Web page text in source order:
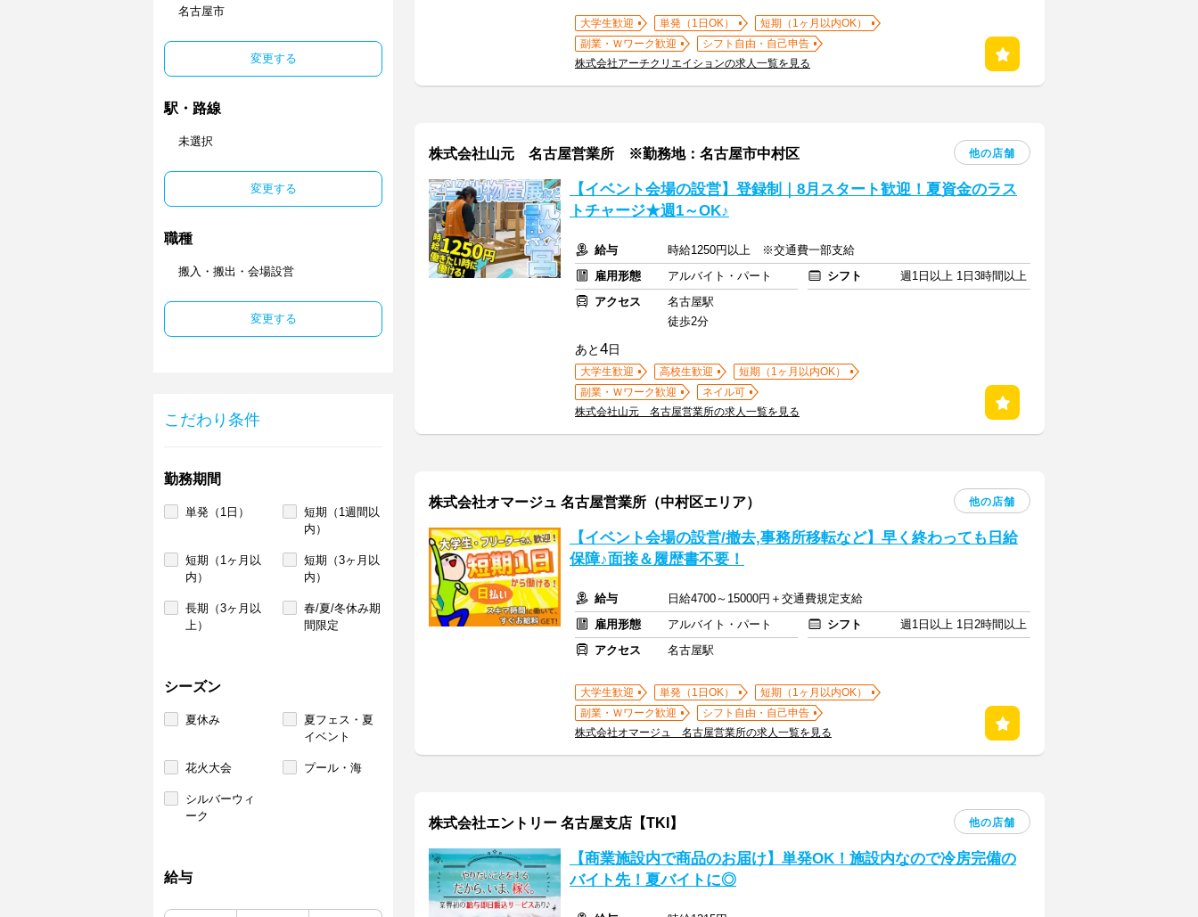
名古屋市
変更する
駅・路線
未選択
変更する
職種
搬入・搬出・会場設営
変更する
こだわり条件
勤務期間
単発（1日）
短期（1週間以
内）
短期（1ヶ月以
内）
短期（3ヶ月以
内）
長期（3ヶ月以
上）
春/夏/冬休み期
間限定
シーズン
夏休み
夏フェス・夏
イベント
花火大会 プール・海
シルバーウィ
ーク
給与
大学生歓迎 単発（1日OK）
短期（1ヶ月以内OK）
副業・Ｗワーク歓迎
シフト自由・自己申告
株式会社アーチクリエイションの求人一覧を見る
株式会社山元 名古屋営業所 ※勤務地：名古屋市中村区 他の店舗
【イベント会場の設営】登録制｜8月スタート歓迎！夏資金のラス
トチャージ★週1～OK♪
給与
時給1250円以上 ※交通費一部支給
雇用形態
アルバイト・パート シフト
週1日以上 1日3時間以上
アクセス
名古屋駅
徒歩2分
あと4日
大学生歓迎 高校生歓迎
短期（1ヶ月以内OK）
副業・Ｗワーク歓迎
ネイル可
株式会社山元 名古屋営業所の求人一覧を見る
株式会社オマージュ 名古屋営業所（中村区エリア） 他の店舗
【イベント会場の設営/撤去,事務所移転など】早く終わっても日給
保障♪面接＆履歴書不要！
給与
日給4700～15000円＋交通費規定支給
雇用形態
アルバイト・パート シフト
週1日以上 1日2時間以上
アクセス
名古屋駅
大学生歓迎 単発（1日OK）
短期（1ヶ月以内OK）
副業・Ｗワーク歓迎
シフト自由・自己申告
株式会社オマージュ 名古屋営業所の求人一覧を見る
株式会社エントリー 名古屋支店【TKI】 他の店舗
【商業施設内で商品のお届け】単発OK！施設内なので冷房完備の
バイト先！夏バイトに◎